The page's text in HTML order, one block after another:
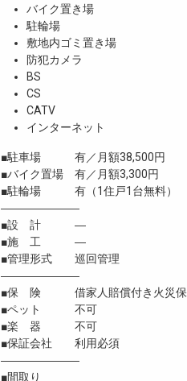
バイク置き場
駐輪場
敷地内ゴミ置き場
防犯カメラ
BS
CS
CATV
インターネット
■駐車場 有／月額38,500円
■バイク置場 有／月額3,300円
■駐輪場 有（1住戸1台無料）
―――――――
■設 計 ―
■施 工 ―
■管理形式 巡回管理
―――――――
■保 険 借家人賠償付き火災保
■ペット 不可
■楽 器 不可
■保証会社 利用必須
―――――――
■間取り